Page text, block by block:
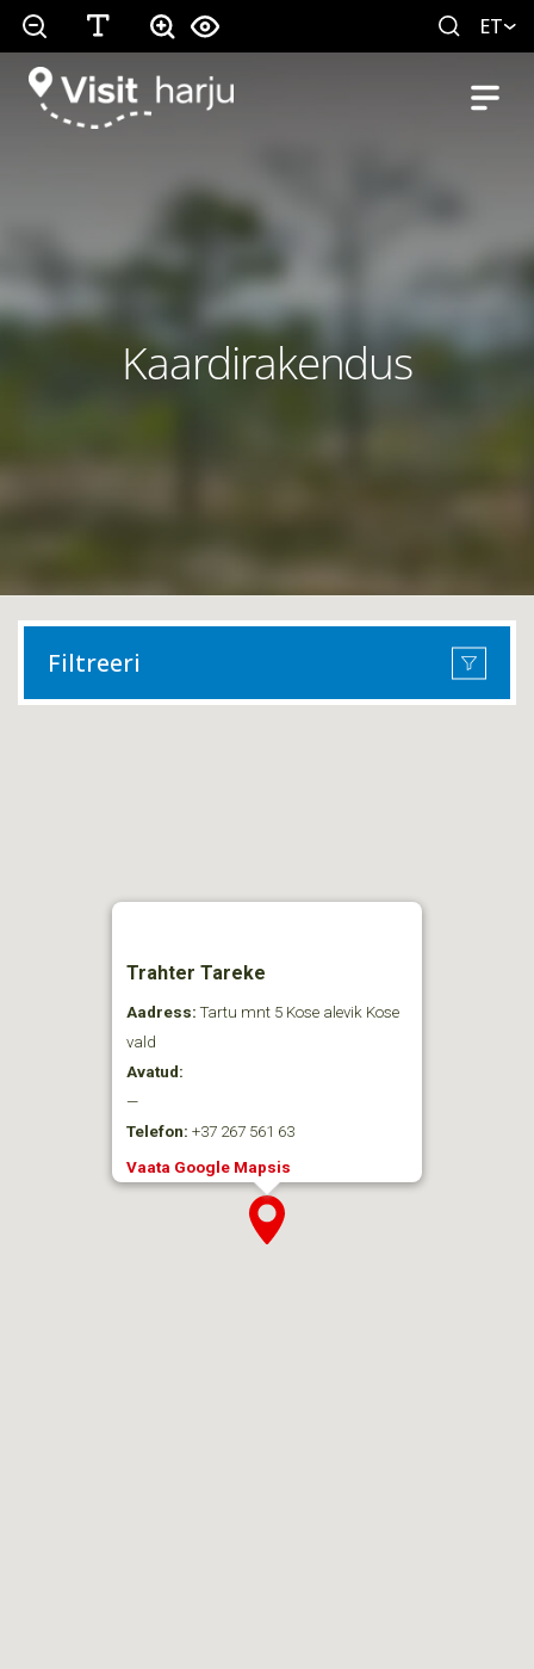
ET
Kaardirakendus
Filtreeri
Trahter Tareke
Aadress: Tartu mnt 5 Kose alevik Kose
vald
Avatud:
—
Telefon: +37 267 561 63
Vaata Google Mapsis